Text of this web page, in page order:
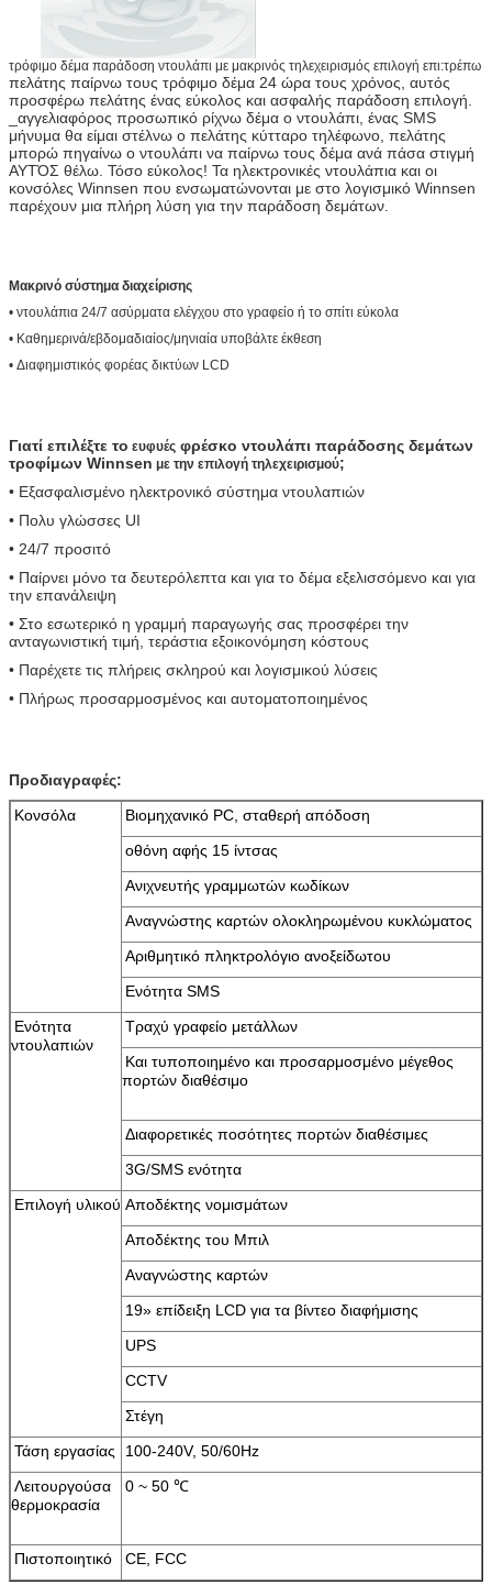
τρόφιμο δέμα παράδοση ντουλάπι με μακρινός τηλεχειρισμός επιλογή επι:τρέπω
πελάτης παίρνω τους τρόφιμο δέμα 24 ώρα τους χρόνος, αυτός
προσφέρω πελάτης ένας εύκολος και ασφαλής παράδοση επιλογή.
_αγγελιαφόρος προσωπικό ρίχνω δέμα ο ντουλάπι, ένας SMS
μήνυμα θα είμαι στέλνω ο πελάτης κύτταρο τηλέφωνο, πελάτης
μπορώ πηγαίνω ο ντουλάπι να παίρνω τους δέμα ανά πάσα στιγμή
ΑΥΤΌΣ θέλω. Τόσο εύκολος! Τα ηλεκτρονικές ντουλάπια και οι
κονσόλες Winnsen που ενσωματώνονται με στο λογισμικό Winnsen
παρέχουν μια πλήρη λύση για την παράδοση δεμάτων.
Μακρινό σύστημα διαχείρισης
• ντουλάπια 24/7 ασύρματα ελέγχου στο γραφείο ή το σπίτι εύκολα
• Καθημερινά/εβδομαδιαίος/μηνιαία υποβάλτε έκθεση
• Διαφημιστικός φορέας δικτύων LCD
Γιατί επιλέξτε το ευφυές φρέσκο ντουλάπι παράδοσης δεμάτων
τροφίμων Winnsen με την επιλογή τηλεχειρισμού;
• Εξασφαλισμένο ηλεκτρονικό σύστημα ντουλαπιών
• Πολυ γλώσσες UI
• 24/7 προσιτό
• Παίρνει μόνο τα δευτερόλεπτα και για το δέμα εξελισσόμενο και για
την επανάλειψη
• Στο εσωτερικό η γραμμή παραγωγής σας προσφέρει την
ανταγωνιστική τιμή, τεράστια εξοικονόμηση κόστους
• Παρέχετε τις πλήρεις σκληρού και λογισμικού λύσεις
• Πλήρως προσαρμοσμένος και αυτοματοποιημένος
Προδιαγραφές:
Κονσόλα
Βιομηχανικό PC, σταθερή απόδοση
οθόνη αφής 15 ίντσας
Ανιχνευτής γραμμωτών κωδίκων
Αναγνώστης καρτών ολοκληρωμένου κυκλώματος
Αριθμητικό πληκτρολόγιο ανοξείδωτου
Ενότητα SMS
Ενότητα
ντουλαπιών
Τραχύ γραφείο μετάλλων
Και τυποποιημένο και προσαρμοσμένο μέγεθος
πορτών διαθέσιμο
Διαφορετικές ποσότητες πορτών διαθέσιμες
3G/SMS ενότητα
Επιλογή υλικού Αποδέκτης νομισμάτων
Αποδέκτης του Μπιλ
Αναγνώστης καρτών
19» επίδειξη LCD για τα βίντεο διαφήμισης
UPS
CCTV
Στέγη
Τάση εργασίας
100-240V, 50/60Hz
Λειτουργούσα
θερμοκρασία
0 ~ 50 ℃
Πιστοποιητικό CE, FCC